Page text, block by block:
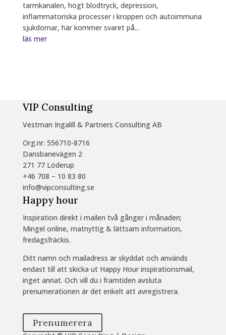
tarmkanalen, högt blodtryck, depression,
inflammatoriska processer i kroppen och autoimmuna
sjukdomar, här kommer svaret på...
läs mer
VIP Consulting
Vestman Ingalill & Partners Consulting AB
Org.nr: 556710-8716
Dansbanevägen 2
271 77 Löderup
+46 708 – 10 83 80
info@vipconsulting.se
Happy hour
Inspiration direkt i mailen två gånger i månaden;
Mingel online, matnyttig & lättsam information,
fredagsfräckis.
Ditt namn och mailadress är skyddat och används
endast till att skicka ut Happy Hour inspirationsmail,
inget annat. Och vill du i framtiden avsluta
prenumerationen är det enkelt att avregistrera.
Prenumerera